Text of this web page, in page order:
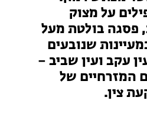
על מצוק
פסגה בולטת מעל
שנובעים
עקב ועין שביב –
המזרחיים של
צין.